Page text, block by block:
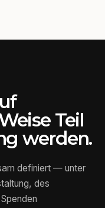
Teil
werden.
definiert — unter
des